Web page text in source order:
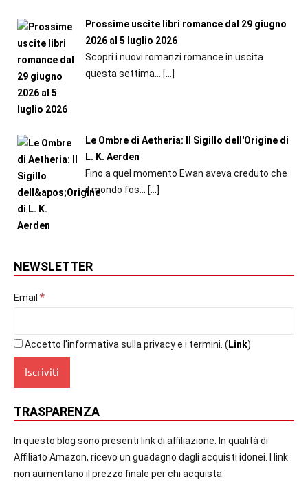
Prossime uscite libri romance dal 29 giugno
2026 al 5 luglio 2026
Scopri i nuovi romanzi romance in uscita
questa settima...
[…]
Le Ombre di Aetheria: Il Sigillo dell'Origine di
L. K. Aerden
Fino a quel momento Ewan aveva creduto che
il mondo fos...
[…]
NEWSLETTER
Email *
Accetto l'informativa sulla privacy e i termini. ( Link)
TRASPARENZA
In questo blog sono presenti link di affiliazione. In qualità di
Affiliato Amazon, ricevo un guadagno dagli acquisti idonei. I link
non aumentano il prezzo finale per chi acquista.